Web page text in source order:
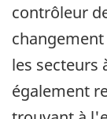
contrôleur
les secteurs
également